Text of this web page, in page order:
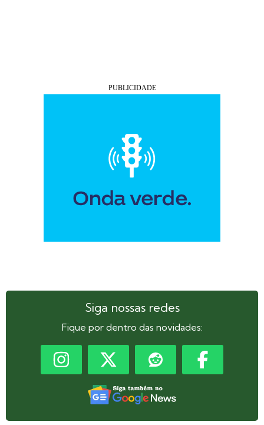
Siga nossas redes
Fique por dentro das novidades: